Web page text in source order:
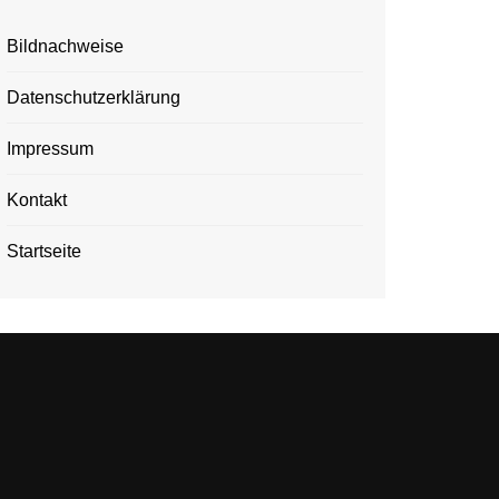
Bildnachweise
Datenschutzerklärung
Impressum
Kontakt
Startseite